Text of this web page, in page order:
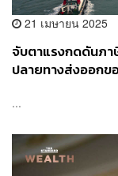
21 เมษายน 2025
จับตาแรงกดดันภา
ปลายทางส่งออกข
...